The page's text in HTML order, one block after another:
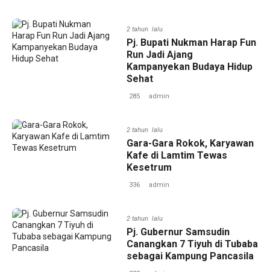
2 tahun lalu
Pj. Bupati Nukman Harap Fun
Run Jadi Ajang
Kampanyekan Budaya Hidup
Sehat
285 admin
2 tahun lalu
Gara-Gara Rokok, Karyawan
Kafe di Lamtim Tewas
Kesetrum
336 admin
2 tahun lalu
Pj. Gubernur Samsudin
Canangkan 7 Tiyuh di Tubaba
sebagai Kampung Pancasila